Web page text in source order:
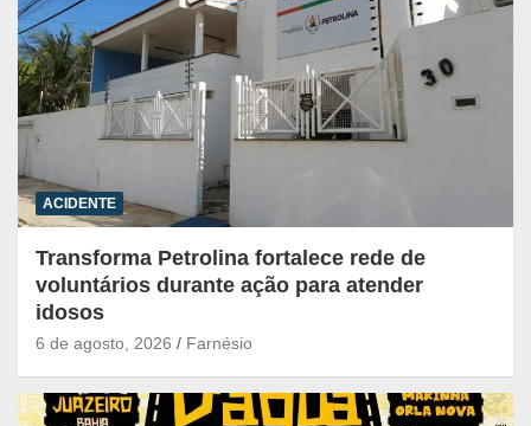
ACIDENTE
Transforma Petrolina fortalece rede de
voluntários durante ação para atender
idosos
6 de agosto, 2026 Farnésio